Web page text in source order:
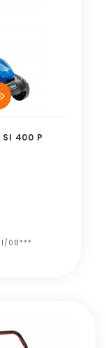
SI 400 P
08***